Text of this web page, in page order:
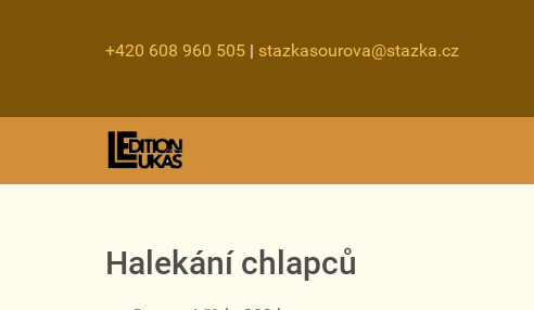
+420 608 960 505 | stazkasourova@stazka.cz
Halekání chlapců